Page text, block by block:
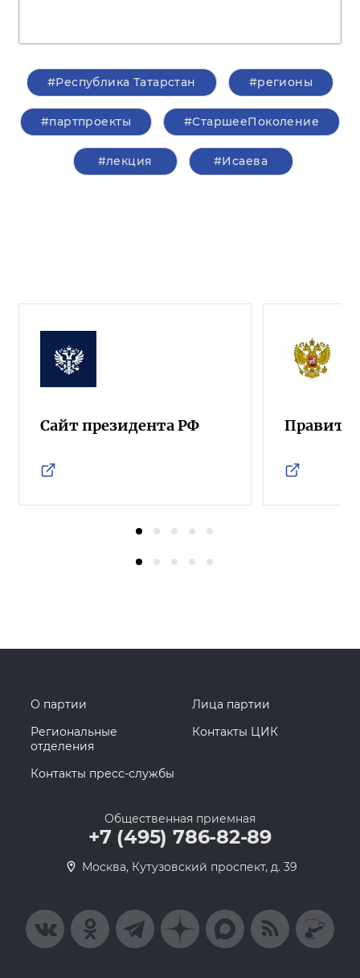
#Республика Татарстан #регионы
#партпроекты #СтаршееПоколение
#лекция #Исаева
Сайт президента РФ
О партии
Лица партии
Региональные
отделения
Контакты ЦИК
Контакты пресс-службы
Общественная приемная
+7 (495) 786-82-89
Москва, Кутузовский проспект, д. 39